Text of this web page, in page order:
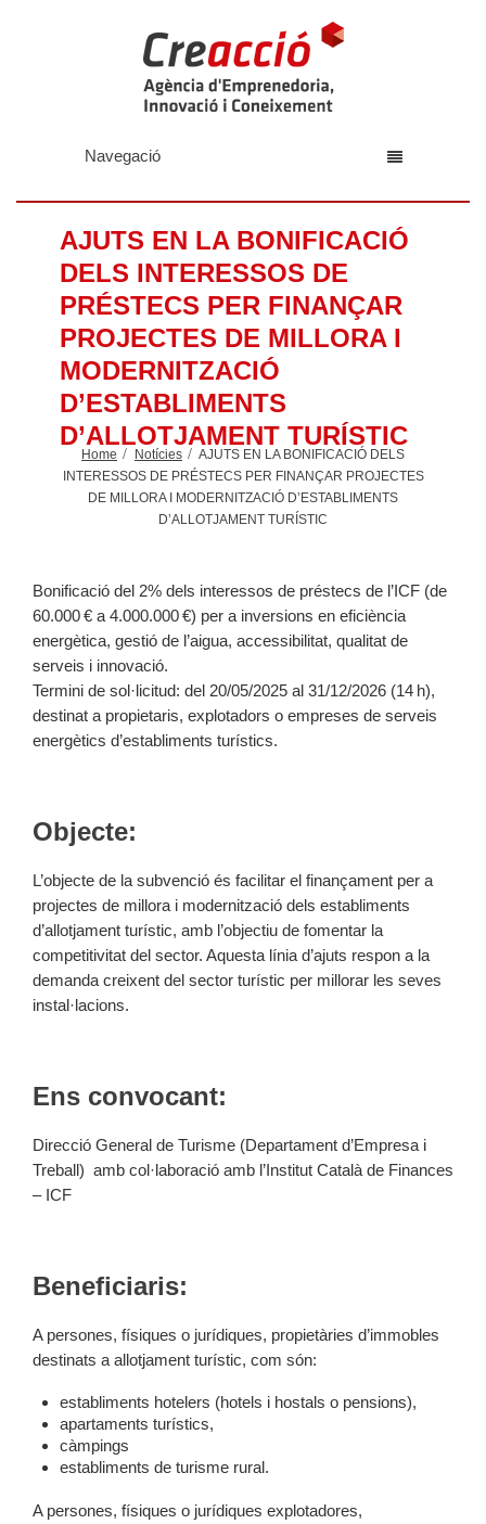
Navegació
AJUTS EN LA BONIFICACIÓ
DELS INTERESSOS DE
PRÉSTECS PER FINANÇAR
PROJECTES DE MILLORA I
MODERNITZACIÓ
D’ESTABLIMENTS
D’ALLOTJAMENT TURÍSTIC
Home Notícies
AJUTS EN LA BONIFICACIÓ DELS
INTERESSOS DE PRÉSTECS PER FINANÇAR PROJECTES
DE MILLORA I MODERNITZACIÓ D’ESTABLIMENTS
D’ALLOTJAMENT TURÍSTIC
Bonificació del 2% dels interessos de préstecs de l’ICF (de
60.000 € a 4.000.000 €) per a inversions en eficiència
energètica, gestió de l’aigua, accessibilitat, qualitat de
serveis i innovació.
Termini de sol·licitud: del 20/05/2025 al 31/12/2026 (14 h),
destinat a propietaris, explotadors o empreses de serveis
energètics d’establiments turístics.
Objecte:
L’objecte de la subvenció és facilitar el finançament per a
projectes de millora i modernització dels establiments
d’allotjament turístic, amb l’objectiu de fomentar la
competitivitat del sector. Aquesta línia d’ajuts respon a la
demanda creixent del sector turístic per millorar les seves
instal·lacions.
Ens convocant:
Direcció General de Turisme (Departament d’Empresa i
Treball) amb col·laboració amb l’Institut Català de Finances
– ICF
Beneficiaris:
A persones, físiques o jurídiques, propietàries d’immobles
destinats a allotjament turístic, com són:
establiments hotelers (hotels i hostals o pensions),
apartaments turístics,
càmpings
establiments de turisme rural.
A persones, físiques o jurídiques explotadores,